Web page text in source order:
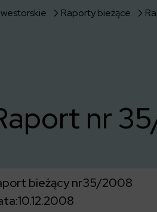
Raporty bieżące
nr
bieżący nr35/2008
10.12.2008